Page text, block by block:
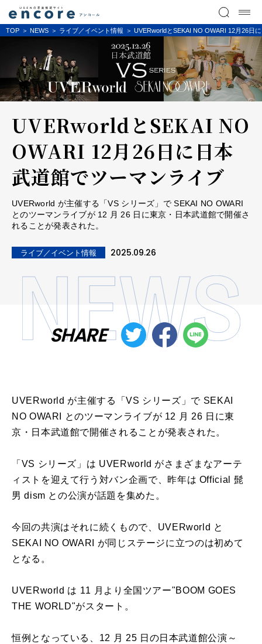
TOP NEWS ライブ／イベント情報 UVERworldとSEKAI NO OWARI 12月26日
UVERworldとSEKAI NO
OWARI 12月26日に日本
武道館でツーマンライブ
UVERworld が主催する「VS シリーズ」で SEKAI NO OWARI
とのツーマンライブが 12 月 26 日に東京・日本武道館で開催さ
れることが発表された。
ライブ／イベント情報 2025.09.26
SHARE
UVERworld が主催する「VS シリーズ」で SEKAI
NO OWARI とのツーマンライブが 12 月 26 日に東
京・日本武道館で開催されることが発表された。
「VS シリーズ」は UVERworld がさまざまなアーテ
ィストを迎えて行う対バン企画で、昨年は Official 髭
男 dism との公演が話題を集めた。
今回の共演はそれに続くもので、UVERworld と
SEKAI NO OWARI が同じステージに立つのは初めて
となる。
UVERworld は 11 月より全国ツアー"BOOM GOES
THE WORLD"がスタート。
恒例となっている、12 月 25 日の日本武道館公演～